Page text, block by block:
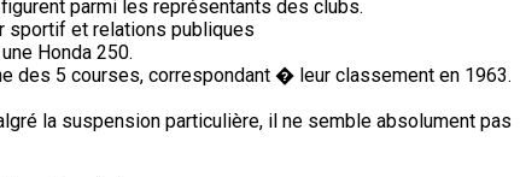
parmi les représentants des clubs.
sportif et relations publiques
Honda 250.
des 5 courses, correspondant � leur classement en 1963.
la suspension particulière, il ne semble absolument pas